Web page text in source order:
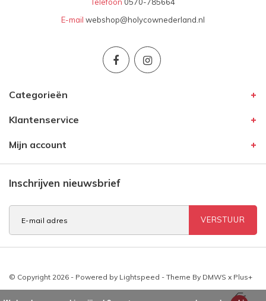
E-mail webshop@holycownederland.nl
Categorieën
Klantenservice
Mijn account
Inschrijven nieuwsbrief
VERSTUUR
© Copyright 2026 - Powered by Lightspeed - Theme By DMWS x Plus+